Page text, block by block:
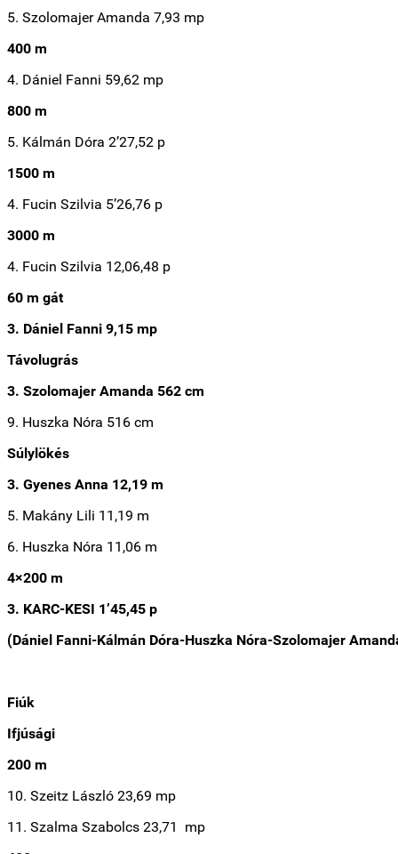
5. Szolomajer Amanda 7,93 mp
400 m
4. Dániel Fanni 59,62 mp
800 m
5. Kálmán Dóra 2’27,52 p
1500 m
4. Fucin Szilvia 5’26,76 p
3000 m
4. Fucin Szilvia 12,06,48 p
60 m gát
3. Dániel Fanni 9,15 mp
Távolugrás
3. Szolomajer Amanda 562 cm
9. Huszka Nóra 516 cm
Súlylökés
3. Gyenes Anna 12,19 m
5. Makány Lili 11,19 m
6. Huszka Nóra 11,06 m
4×200 m
3. KARC-KESI 1’45,45 p
(Dániel Fanni-Kálmán Dóra-Huszka Nóra-Szolomajer
Fiúk
Ifjúsági
200 m
10. Szeitz László 23,69 mp
11. Szalma Szabolcs 23,71 mp